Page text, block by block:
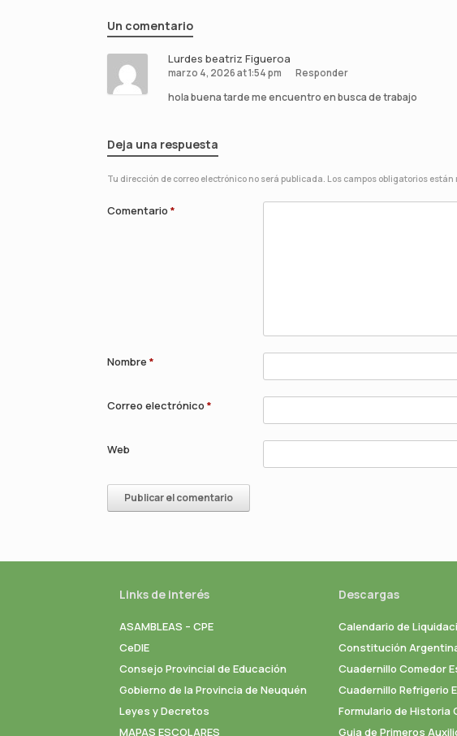
Un comentario
Lurdes beatriz Figueroa
marzo 4, 2026 at 1:54 pm Responder
hola buena tarde me encuentro en busca de trabajo
Deja una respuesta
Tu dirección de correo electrónico no será publicada. Los campos obligatorios están
Comentario *
Nombre *
Correo electrónico *
Web
Links de interés
ASAMBLEAS – CPE
CeDIE
Consejo Provincial de Educación
Gobierno de la Provincia de Neuquén
Leyes y Decretos
MAPAS ESCOLARES
Descargas
Calendario de
Constitución
Cuadernillo Comedor
Cuadernillo Refrigerio
Formulario de Historia
Guia de Primeros